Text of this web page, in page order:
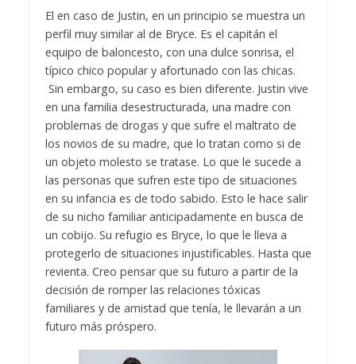
El en caso de Justin, en un principio se muestra un
perfil muy similar al de Bryce. Es el capitán el
equipo de baloncesto, con una dulce sonrisa, el
típico chico popular y afortunado con las chicas.
Sin embargo, su caso es bien diferente. Justin vive
en una familia desestructurada, una madre con
problemas de drogas y que sufre el maltrato de
los novios de su madre, que lo tratan como si de
un objeto molesto se tratase. Lo que le sucede a
las personas que sufren este tipo de situaciones
en su infancia es de todo sabido. Esto le hace salir
de su nicho familiar anticipadamente en busca de
un cobijo. Su refugio es Bryce, lo que le lleva a
protegerlo de situaciones injustificables. Hasta que
revienta. Creo pensar que su futuro a partir de la
decisión de romper las relaciones tóxicas
familiares y de amistad que tenía, le llevarán a un
futuro más próspero.